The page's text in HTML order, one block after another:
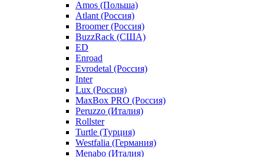
Amos (Польша)
Atlant (Россия)
Broomer (Россия)
BuzzRack (США)
ED
Enroad
Evrodetal (Россия)
Inter
Lux (Россия)
MaxBox PRO (Россия)
Peruzzo (Италия)
Rollster
Turtle (Турция)
Westfalia (Германия)
Menabo (Италия)